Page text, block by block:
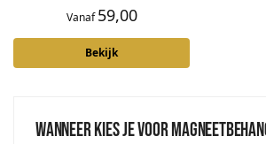
Vanaf 59,00
Bekijk
Wanneer kies je voor